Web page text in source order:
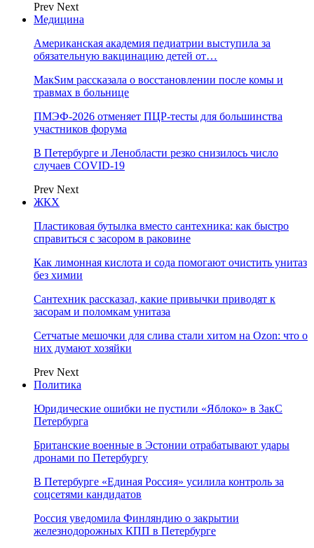
Prev Next
Медицина
Американская академия педиатрии выступила за
обязательную вакцинацию детей от…
МакSим рассказала о восстановлении после комы и
травмах в больнице
ПМЭФ-2026 отменяет ПЦР-тесты для большинства
участников форума
В Петербурге и Ленобласти резко снизилось число
случаев COVID-19
Prev Next
ЖКХ
Пластиковая бутылка вместо сантехника: как быстро
справиться с засором в раковине
Как лимонная кислота и сода помогают очистить унитаз
без химии
Сантехник рассказал, какие привычки приводят к
засорам и поломкам унитаза
Сетчатые мешочки для слива стали хитом на Ozon: что о
них думают хозяйки
Prev Next
Политика
Юридические ошибки не пустили «Яблоко» в ЗакС
Петербурга
Британские военные в Эстонии отрабатывают удары
дронами по Петербургу
В Петербурге «Единая Россия» усилила контроль за
соцсетями кандидатов
Россия уведомила Финляндию о закрытии
железнодорожных КПП в Петербурге